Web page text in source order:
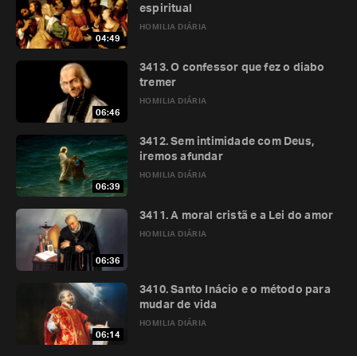
04:49
HOMILIA DIÁRIA
espiritual
06:46
HOMILIA DIÁRIA
3413. O confessor que fez o diabo
tremer
06:39
HOMILIA DIÁRIA
3412. Sem intimidade com Deus,
iremos afundar
06:36
HOMILIA DIÁRIA
3411. A moral cristã e a Lei do amor
06:14
HOMILIA DIÁRIA
3410. Santo Inácio e o método para
mudar de vida